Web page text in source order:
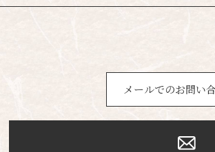
メールでのお問い